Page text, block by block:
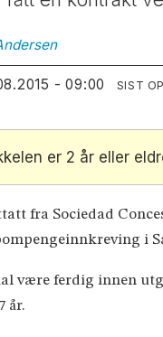
- 09:00 SIST
er 2 år eller
fra Sociedad
i
være ferdig innen
år.